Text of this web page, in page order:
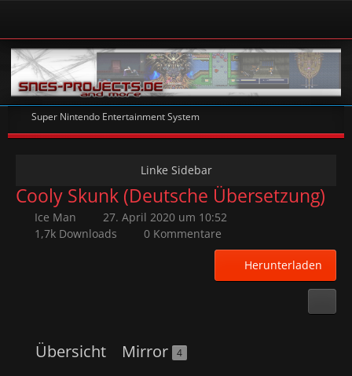
Super Nintendo Entertainment System
Cooly Skunk (Deutsche Übersetzung)
Ice Man
27. April 2020 um 10:52
1,7k Downloads
0 Kommentare
Herunterladen
Übersicht Mirror 4